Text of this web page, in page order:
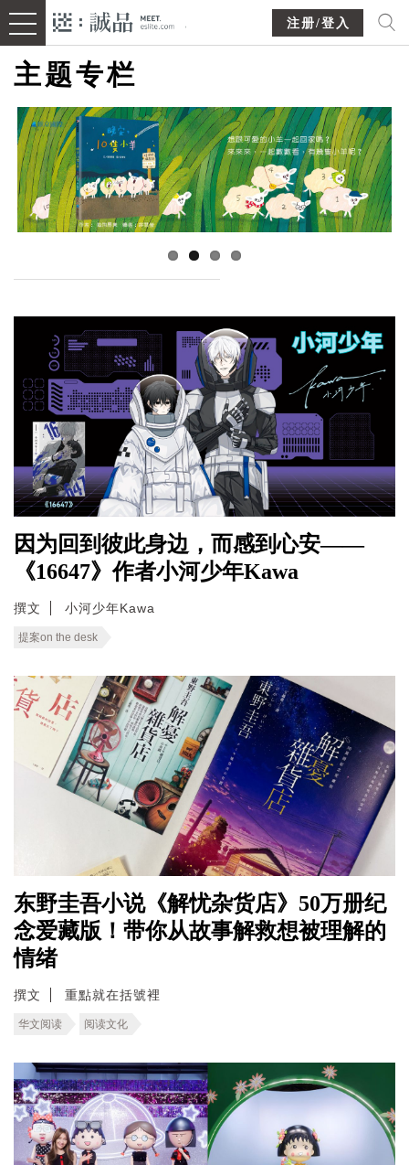
注册/登入
主题专栏
因为回到彼此身边，而感到心安——
《16647》作者小河少年Kawa
撰文 小河少年Kawa
提案on the desk
东野圭吾小说《解忧杂货店》50万册纪
念爱藏版！带你从故事解救想被理解的
情绪
撰文 重點就在括號裡
华文阅读 阅读文化